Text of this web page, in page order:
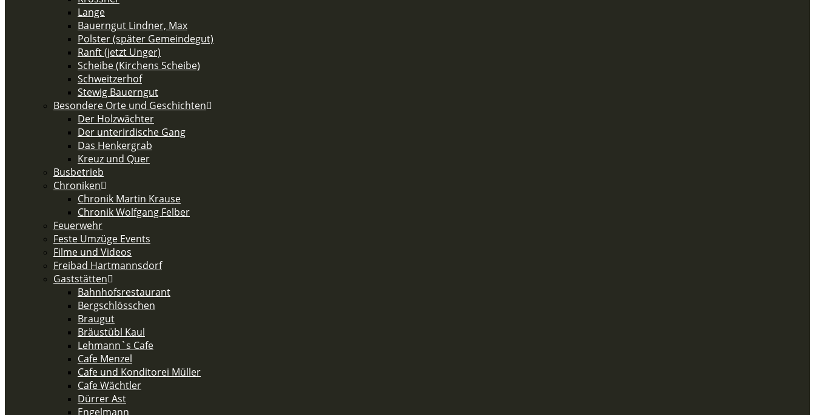
Lange
Bauerngut Lindner, Max
Polster (später Gemeindegut)
Ranft (jetzt Unger)
Scheibe (Kirchens Scheibe)
Schweitzerhof
Stewig Bauerngut
Besondere Orte und Geschichten
Der Holzwächter
Der unterirdische Gang
Das Henkergrab
Kreuz und Quer
Busbetrieb
Chroniken
Chronik Martin Krause
Chronik Wolfgang Felber
Feuerwehr
Feste Umzüge Events
Filme und Videos
Freibad Hartmannsdorf
Gaststätten
Bahnhofsrestaurant
Bergschlösschen
Braugut
Bräustübl Kaul
Lehmann`s Cafe
Cafe Menzel
Cafe und Konditorei Müller
Cafe Wächtler
Dürrer Ast
Engelmann